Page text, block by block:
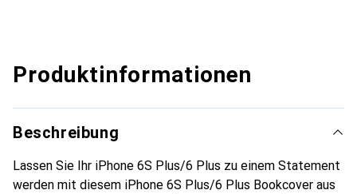
Produktinformationen
Beschreibung
Lassen Sie Ihr iPhone 6S Plus/6 Plus zu einem Statement
werden mit diesem iPhone 6S Plus/6 Plus Bookcover aus